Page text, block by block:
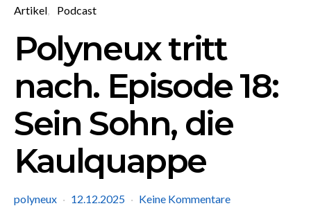
Artikel Podcast
Polyneux tritt
nach. Episode 18:
Sein Sohn, die
Kaulquappe
polyneux 12.12.2025 Keine Kommentare